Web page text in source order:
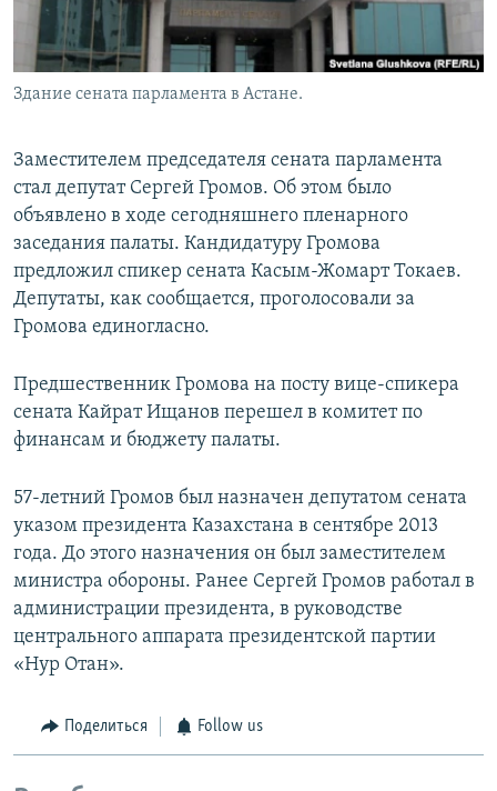
Здание сената парламента в Астане.
Заместителем председателя сената парламента
стал депутат Сергей Громов. Об этом было
объявлено в ходе сегодняшнего пленарного
заседания палаты. Кандидатуру Громова
предложил спикер сената Касым-Жомарт Токаев.
Депутаты, как сообщается, проголосовали за
Громова единогласно.
Предшественник Громова на посту вице-спикера
сената Кайрат Ищанов перешел в комитет по
финансам и бюджету палаты.
57-летний Громов был назначен депутатом сената
указом президента Казахстана в сентябре 2013
года. До этого назначения он был заместителем
министра обороны. Ранее Сергей Громов работал в
администрации президента, в руководстве
центрального аппарата президентской партии
«Нур Отан».
Поделиться Follow us